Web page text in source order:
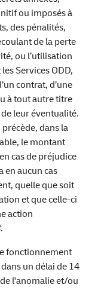
ou imposés à
des pénalités,
de la perte
ou l’utilisation
Services ODD,
contrat, d’une
à tout autre titre
leur éventualité.
dans la
le montant
cas de préjudice
en aucun cas
quelle que soit
et que celle-ci
action
fonctionnement
un délai de 14
l'anomalie et/ou